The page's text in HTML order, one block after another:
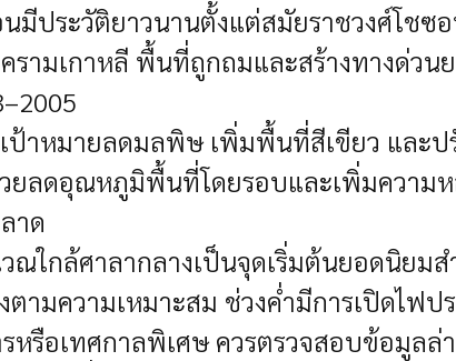
มีประวัติยาวนานตั้งแต่สมัยราชวงศ์โชซ
รามเกาหลี พื้นที่ถูกถมและสร้างทางด่ว
ป้าหมายลดมลพิษ เพิ่มพื้นที่สีเขียว และ
วยลดอุณหภูมิพื้นที่โดยรอบและเพิ่มความ
าด
ณใกล้ศาลากลางเป็นจุดเริ่มต้นยอดนิยม
ตามความเหมาะสม ช่วงค่ำมีการเปิดไ
หรือเทศกาลพิเศษ ควรตรวจสอบข้อมูลล่